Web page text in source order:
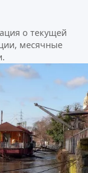
о текущей
месячные